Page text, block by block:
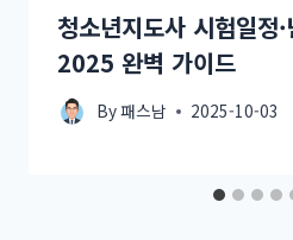
청소년지도사 시험일정
2025 완벽 가이드
By패스남 2025-10-03